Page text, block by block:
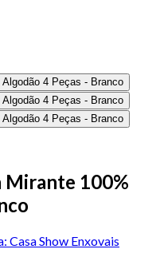
Mirante 100%
Casa Show Enxovais